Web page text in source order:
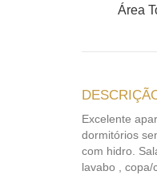
Área
Excelente
dormitórios
com hidro.
lavabo ,